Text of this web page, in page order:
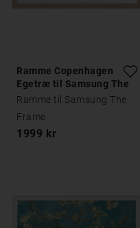
Ramme Copenhagen
Egetræ til Samsung The
Frame
Ramme til Samsung The
Frame
1999 kr